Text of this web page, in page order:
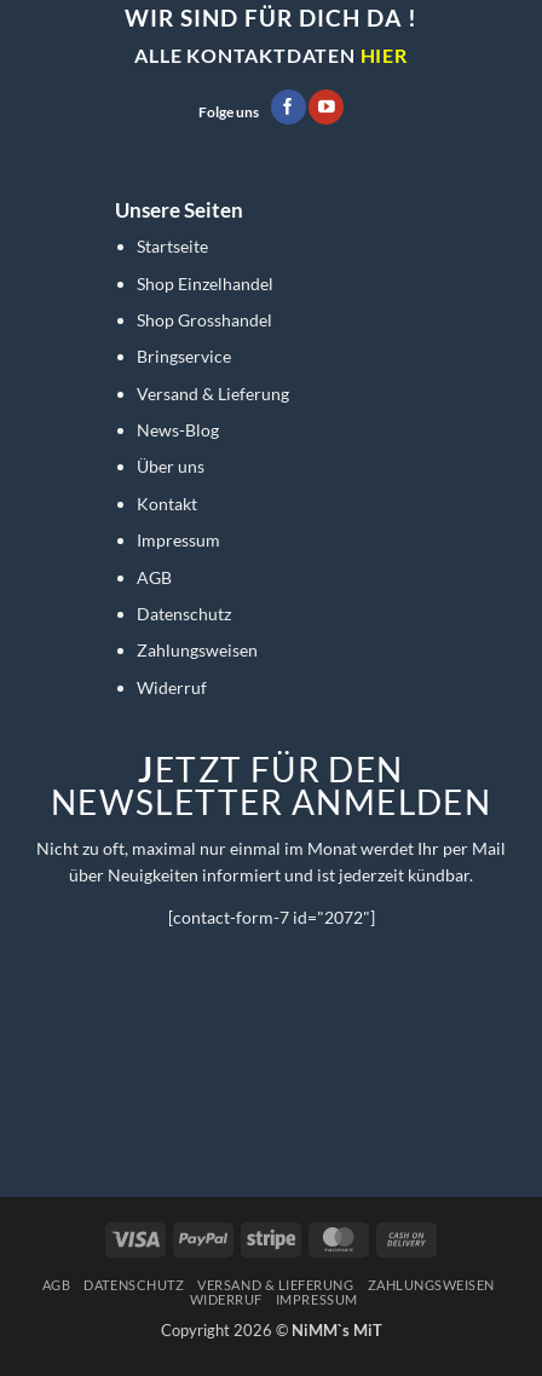
WIR SIND FÜR DICH DA !
ALLE KONTAKTDATEN HIER
Folge uns
Unsere Seiten
Startseite
Shop Einzelhandel
Shop Grosshandel
Bringservice
Versand & Lieferung
News-Blog
Über uns
Kontakt
Impressum
AGB
Datenschutz
Zahlungsweisen
Widerruf
JETZT FÜR DEN
NEWSLETTER ANMELDEN
Nicht zu oft, maximal nur einmal im Monat werdet Ihr per Mail
über Neuigkeiten informiert und ist jederzeit kündbar.
[contact-form-7 id="2072"]
Visa PayPal Stripe MasterCard
Delivery
AGB DATENSCHUTZ VERSAND & LIEFERUNG
ZAHLUNGSWEISEN
WIDERRUF
IMPRESSUM
Copyright 2026 © NiMM`s MiT